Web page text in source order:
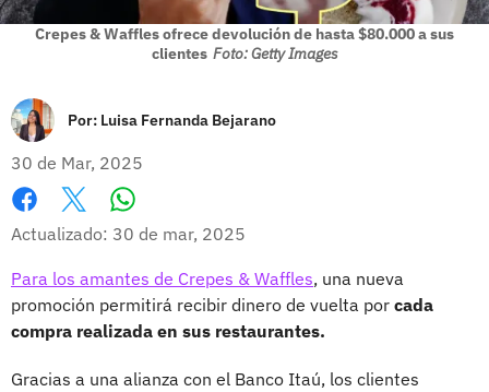
Crepes & Waffles ofrece devolución de hasta $80.000 a sus
clientes Foto: Getty Images
Por: Luisa Fernanda Bejarano
30 de Mar, 2025
Facebook
X
Actualizado: 30 de mar, 2025
Para los amantes de Crepes & Waffles, una nueva
promoción permitirá recibir dinero de vuelta por cada
compra realizada en sus restaurantes.
Gracias a una alianza con el Banco Itaú, los clientes